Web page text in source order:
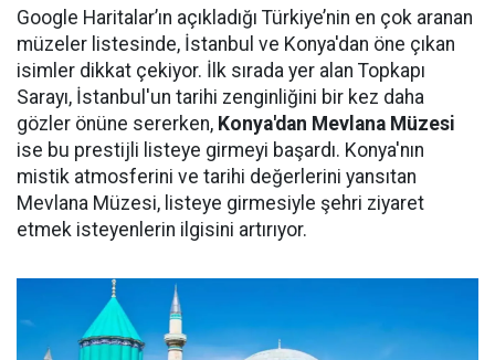
Google Haritalar’ın açıkladığı Türkiye’nin en çok aranan
müzeler listesinde, İstanbul ve Konya'dan öne çıkan
isimler dikkat çekiyor. İlk sırada yer alan Topkapı
Sarayı, İstanbul'un tarihi zenginliğini bir kez daha
gözler önüne sererken, Konya'dan Mevlana Müzesi
ise bu prestijli listeye girmeyi başardı. Konya'nın
mistik atmosferini ve tarihi değerlerini yansıtan
Mevlana Müzesi, listeye girmesiyle şehri ziyaret
etmek isteyenlerin ilgisini artırıyor.